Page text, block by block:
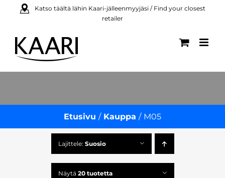
Katso täältä lähin Kaari-jälleenmyyjäsi / Find your closest
retailer
Etusivu Kauppa M05
Lajittele: Suosio
Näytä 20 tuotetta